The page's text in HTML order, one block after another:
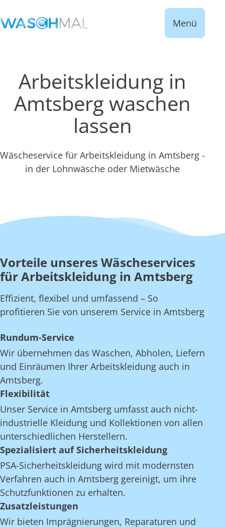
Menü
Arbeitskleidung in
Amtsberg waschen
lassen
Wäscheservice für Arbeitskleidung in Amtsberg -
in der Lohnwäsche oder Mietwäsche
Vorteile unseres Wäscheservices
für Arbeitskleidung in Amtsberg
Effizient, flexibel und umfassend – So
profitieren Sie von unserem Service in Amtsberg
Rundum-Service
Wir übernehmen das Waschen, Abholen, Liefern
und Einräumen Ihrer Arbeitskleidung auch in
Amtsberg.
Flexibilität
Unser Service in Amtsberg umfasst auch nicht-
industrielle Kleidung und Kollektionen von allen
unterschiedlichen Herstellern.
Spezialisiert auf Sicherheitskleidung
PSA-Sicherheitskleidung wird mit modernsten
Verfahren auch in Amtsberg gereinigt, um ihre
Schutzfunktionen zu erhalten.
Zusatzleistungen
Wir bieten Imprägnierungen, Reparaturen und